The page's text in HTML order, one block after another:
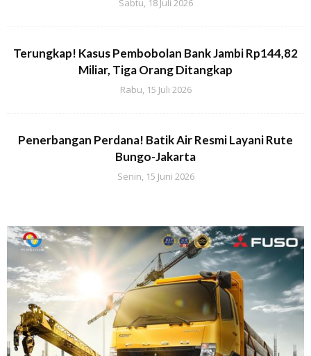
Sabtu, 18 Juli 2026
Terungkap! Kasus Pembobolan Bank Jambi Rp144,82
Miliar, Tiga Orang Ditangkap
Rabu, 15 Juli 2026
Penerbangan Perdana! Batik Air Resmi Layani Rute
Bungo-Jakarta
Senin, 15 Juni 2026